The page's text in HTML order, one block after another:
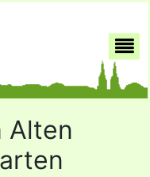
Alten